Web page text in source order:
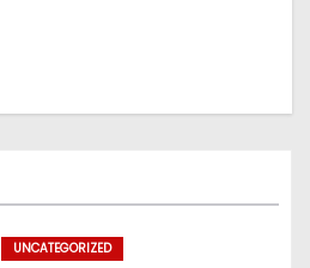
UNCATEGORIZED